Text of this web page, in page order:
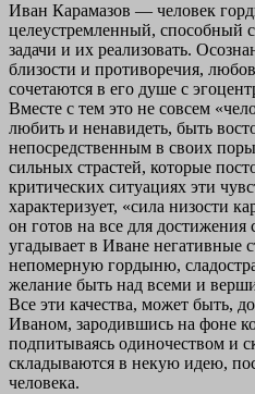
Иван Карамазов — человек
целеустремленный, способный
задачи и их реализовать.
близости и противоречия,
сочетаются в его душе с
Вместе с тем это не совсем
любить и ненавидеть, быть
непосредственным в своих
сильных страстей, которые
критических ситуациях эти
характеризует, «сила низости
он готов на все для достижения
угадывает в Иване негативные
непомерную гордыню,
желание быть над всеми и
Все эти качества, может быть,
Иваном, зародившись на фоне
подпитываясь одиночеством и
складываются в некую идею,
человека.